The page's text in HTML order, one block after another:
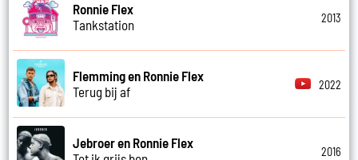
Ronnie Flex
Tankstation
2013
Flemming en Ronnie Flex
Terug bij af
2022
Jebroer en Ronnie Flex
2016